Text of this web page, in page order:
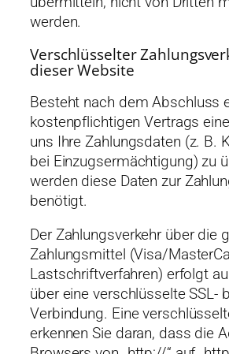
werden.
Verschlüsselter
dieser Website
Besteht nach dem Abschluss
kostenpflichtigen Vertrags
uns Ihre Zahlungsdaten (z. B.
bei Einzugsermächtigung) zu
werden diese Daten zur
benötigt.
Der Zahlungsverkehr über die
Zahlungsmittel (Visa/
Lastschriftverfahren) erfolgt
über eine verschlüsselte SSL-
Verbindung. Eine
erkennen Sie daran, dass die